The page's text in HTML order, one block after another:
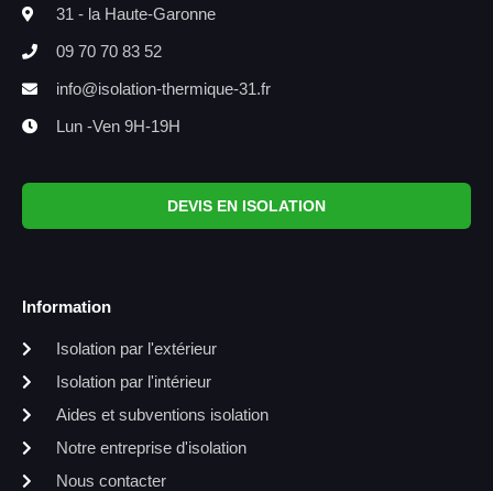
31 - la Haute-Garonne
09 70 70 83 52
info@isolation-thermique-31.fr
Lun -Ven 9H-19H
DEVIS EN ISOLATION
Information
Isolation par l'extérieur
Isolation par l'intérieur
Aides et subventions isolation
Notre entreprise d'isolation
Nous contacter